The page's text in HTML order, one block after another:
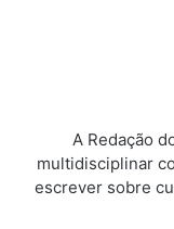
A Redação
multidisciplinar
escrever sobre